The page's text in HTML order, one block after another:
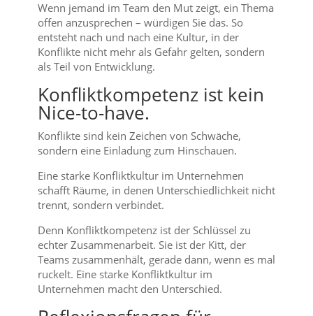
Wenn jemand im Team den Mut zeigt, ein Thema
offen anzusprechen – würdigen Sie das. So
entsteht nach und nach eine Kultur, in der
Konflikte nicht mehr als Gefahr gelten, sondern
als Teil von Entwicklung.
Konfliktkompetenz ist kein
Nice-to-have.
Konflikte sind kein Zeichen von Schwäche,
sondern eine Einladung zum Hinschauen.
Eine starke Konfliktkultur im Unternehmen
schafft Räume, in denen Unterschiedlichkeit nicht
trennt, sondern verbindet.
Denn Konfliktkompetenz ist der Schlüssel zu
echter Zusammenarbeit. Sie ist der Kitt, der
Teams zusammenhält, gerade dann, wenn es mal
ruckelt. Eine starke Konfliktkultur im
Unternehmen macht den Unterschied.